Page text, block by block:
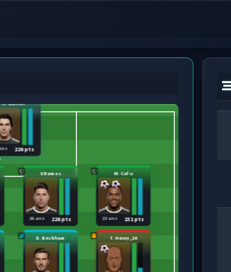
G. Buffon
226 pts
S Ramos
226 pts
26 ans
M. Cafu
231 pts
23 ans
D. Beckham T. Henry_14